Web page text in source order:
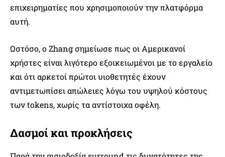
επιχειρηματίες που χρησιμοποιούν την πλατφόρμα
αυτή.
Ωστόσο, ο Zhang σημείωσε πως οι Αμερικανοί
χρήστες είναι λιγότερο εξοικειωμένοι με το εργαλείο
και ότι αρκετοί πρώτοι υιοθετητές έχουν
αντιμετωπίσει απώλειες λόγω του υψηλού κόστους
των tokens, χωρίς τα αντίστοιχα οφέλη.
Δασμοί και προκλήσεις